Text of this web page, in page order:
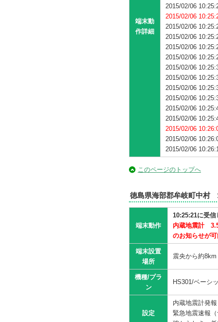
端末動
作詳細
2015/02/06
2015/02/06
2015/02/06
2015/02/06
2015/02/06
2015/02/06
2015/02/06
2015/02/06
2015/02/06
2015/02/06
2015/02/06
2015/02/06
2015/02/06
2015/02/06
2015/02/06
このページのトップへ
徳島県海部郡牟岐町中村
端末動作
10:25:21に受
内蔵地震計
のお知らせが
端末設置
場所
震央から約
機種/プラ
ン
HS301/ベーシ
設定
内蔵地震計発
緊急地震速報